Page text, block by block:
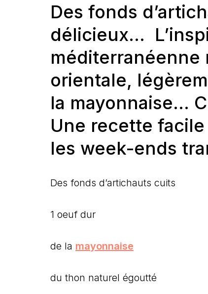
Des fonds
délicieux…
méditerranéenne
orientale,
la mayonnaise…
Une recette
les week-ends
Des fonds d’artichauts cuits
1 oeuf dur
de la mayonnaise
du thon naturel égoutté